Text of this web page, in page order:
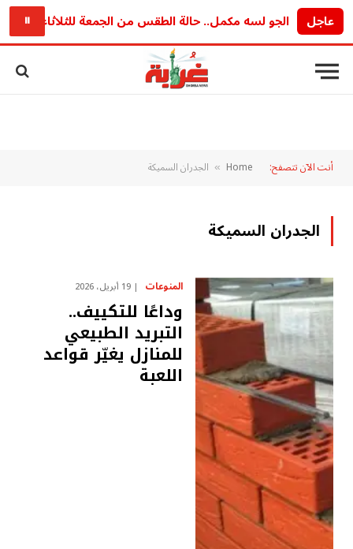
عاجل الجو لسه مكمل.. حالة الطقس من الجمعة للثلاثاء وحرارة⏸
أنت الآن تتصفح: Home
» الجدران السميكة
الجدران السميكة
المنوعات 19 أبريل، 2026
وداعًا للتكييف..
التبريد الطبيعي
للمنازل يغيّر قواعد
اللعبة